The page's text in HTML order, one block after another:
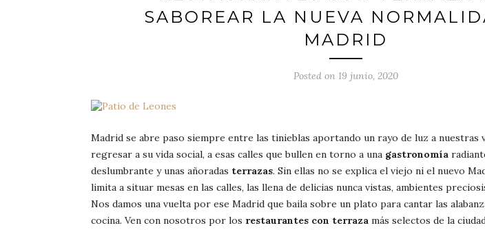
SABOREAR LA NUEVA
MADRID
Posted on 19 junio, 2020
Madrid se abre paso siempre entre las tinieblas aportando un rayo de luz a nuestras
regresar a su vida social, a esas calles que bullen en torno a una gastronomía
deslumbrante y unas añoradas terrazas. Sin ellas no se explica el viejo ni el nuevo
limita a situar mesas en las calles, las llena de delicias nunca vistas, ambientes
Nos damos una vuelta por ese Madrid que baila sobre un plato para cantar las
cocina. Ven con nosotros por los restaurantes con terraza más selectos de la